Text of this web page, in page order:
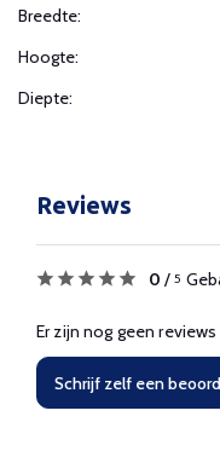
Breedte:
Hoogte:
Diepte:
Reviews
0 / 5
Er zijn nog geen
Schrijf zelf een